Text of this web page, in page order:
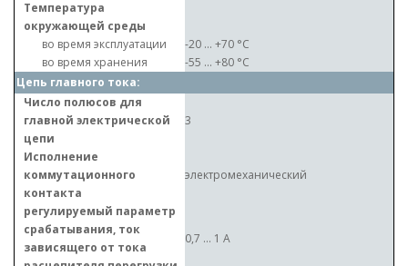
Температура
окружающей среды
во время эксплуатации
-20 ... +70 °C
во время хранения
-55 ... +80 °C
Цепь главного тока:
Число полюсов для
главной электрической
цепи
3
Исполнение
коммутационного
контакта
электромеханический
регулируемый параметр
срабатывания, ток
зависящего от тока
0,7 ... 1 A